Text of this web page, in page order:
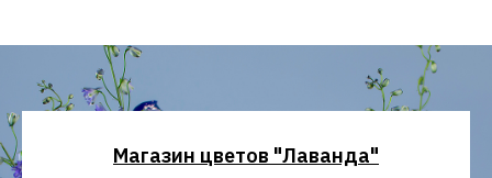
Магазин цветов "Лаванда"